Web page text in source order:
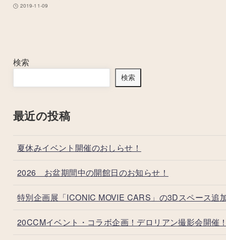
2019-11-09
検索
検索
最近の投稿
夏休みイベント開催のおしらせ！
2026 お盆期間中の開館日のお知らせ！
特別企画展「ICONIC MOVIE CARS」の3Dスペース追
20CCMイベント・コラボ企画！デロリアン撮影会開催